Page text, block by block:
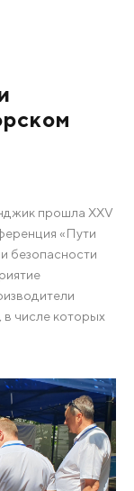
прошла XXV
«Пути
безопасности
в числе которых